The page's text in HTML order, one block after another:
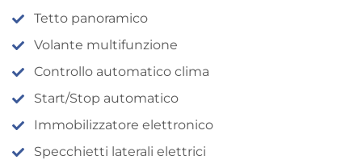
Tetto panoramico
Volante multifunzione
Controllo automatico clima
Start/Stop automatico
Immobilizzatore elettronico
Specchietti laterali elettrici